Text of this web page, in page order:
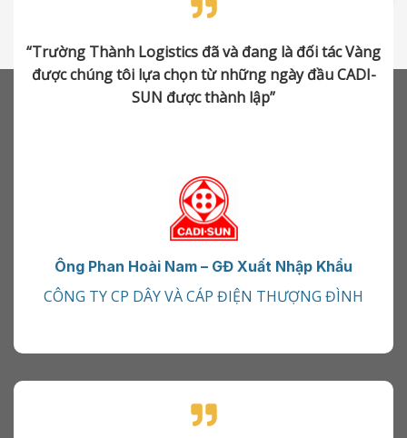
“Trường Thành Logistics đã và đang là đối tác Vàng
được chúng tôi lựa chọn từ những ngày đầu CADI-
SUN được thành lập”
Ông Phan Hoài Nam – GĐ Xuất Nhập Khẩu
CÔNG TY CP DÂY VÀ CÁP ĐIỆN THƯỢNG ĐÌNH